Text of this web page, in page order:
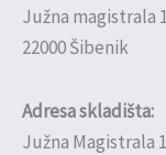
Južna magistrala
22000 Šibenik
Adresa skladišta:
Južna Magistrala